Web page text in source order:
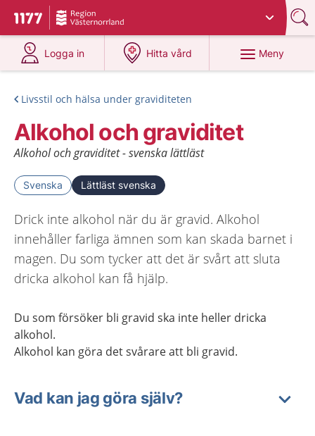
Till startsidan för 1177
Du har valt region
Logga in
på 1177.se
Hitta vård
på 1177.se
Meny
Livsstil och hälsa under graviditeten
Alkohol och graviditet
Alkohol och graviditet - svenska lättläst
Svenska Lättläst svenska
Drick inte alkohol när du är gravid. Alkohol
innehåller farliga ämnen som kan skada barnet i
magen. Du som tycker att det är svårt att sluta
dricka alkohol kan få hjälp.
Du som försöker bli gravid ska inte heller dricka
alkohol.
Alkohol kan göra det svårare att bli gravid.
Vad kan jag göra själv?